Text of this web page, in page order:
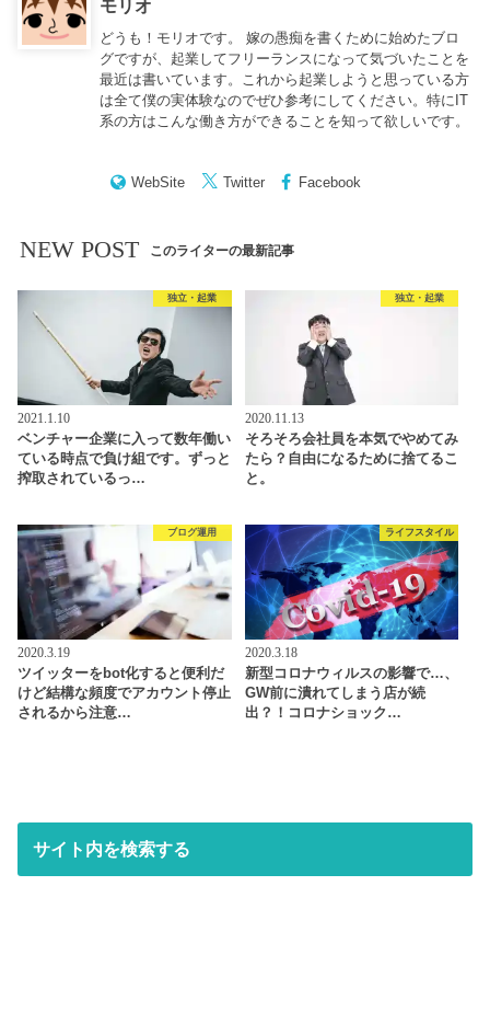
モリオ
どうも！モリオです。 嫁の愚痴を書くために始めたブロ
グですが、起業してフリーランスになって気づいたことを
最近は書いています。これから起業しようと思っている方
は全て僕の実体験なのでぜひ参考にしてください。特にIT
系の方はこんな働き方ができることを知って欲しいです。
WebSite Twitter Facebook
NEW POST このライターの最新記事
独立・起業
2021.1.10
ベンチャー企業に入って数年働い
ている時点で負け組です。ずっと
搾取されているっ…
独立・起業
2020.11.13
そろそろ会社員を本気でやめてみ
たら？自由になるために捨てるこ
と。
ブログ運用
2020.3.19
ツイッターをbot化すると便利だ
けど結構な頻度でアカウント停止
されるから注意…
ライフスタイル
2020.3.18
新型コロナウィルスの影響で…、
GW前に潰れてしまう店が続
出？！コロナショック…
サイト内を検索する